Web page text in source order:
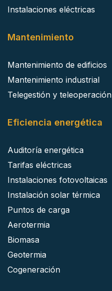
Instalaciones eléctricas
Mantenimiento
Mantenimiento de edificios
Mantenimiento industrial
Telegestión y teleoperación
Eficiencia energética
Auditoría energética
Tarifas eléctricas
Instalaciones fotovoltaicas
Instalación solar térmica
Puntos de carga
Aerotermia
Biomasa
Geotermia
Cogeneración